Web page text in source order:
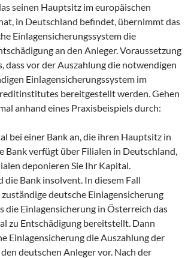
seinen Hauptsitz im europäischen
in Deutschland befindet, übernimmt das
Einlagensicherungssystem die
an den Anleger. Voraussetzung
dass vor der Auszahlung die notwendigen
Einlagensicherungssystem im
bereitgestellt werden. Gehen
anhand eines Praxisbeispiels durch:
bei einer Bank an, die ihren Hauptsitz in
Bank verfügt über Filialen in Deutschland,
deponieren Sie Ihr Kapital.
die Bank insolvent. In diesem Fall
deutsche Einlagensicherung
die Einlagensicherung in Österreich das
zu Entschädigung bereitstellt. Dann
Einlagensicherung die Auszahlung der
deutschen Anleger vor. Nach der